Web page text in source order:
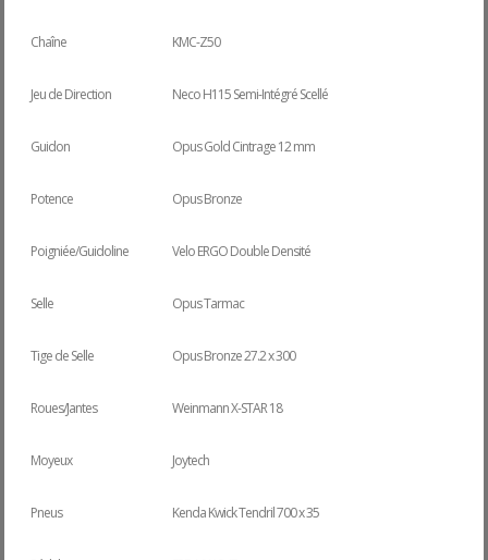
Chaîne KMC-Z50
Jeu de Direction Neco H115 Semi-Intégré Scellé
Guidon Opus Gold Cintrage 12 mm
Potence Opus Bronze
Poigniée/Guidoline Velo ERGO Double Densité
Selle Opus Tarmac
Tige de Selle Opus Bronze 27.2 x 300
Roues/Jantes Weinmann X-STAR 18
Moyeux Joytech
Pneus Kenda Kwick Tendril 700 x 35